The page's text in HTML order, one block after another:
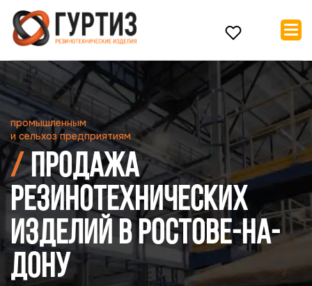
промышленным
и сельхоз предприятиям
Продажа
резинотехнических
изделий в Ростове-на-
Дону